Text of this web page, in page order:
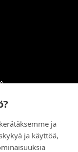
ja
ja käyttöä,